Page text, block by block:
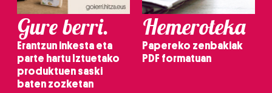
Gure berri.
Erantzun inkesta eta
parte hartu Iztuetako
produktuen saski
baten zozketan
Hemeroteka
Papereko zenbakiak
PDF formatuan